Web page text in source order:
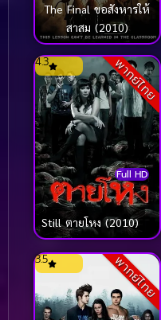
The Final ขอสังหารให้
สาสม (2010)
พากย์ไทย
Full HD
4.3
Still ตายโหง (2010)
พากย์ไทย
3.5